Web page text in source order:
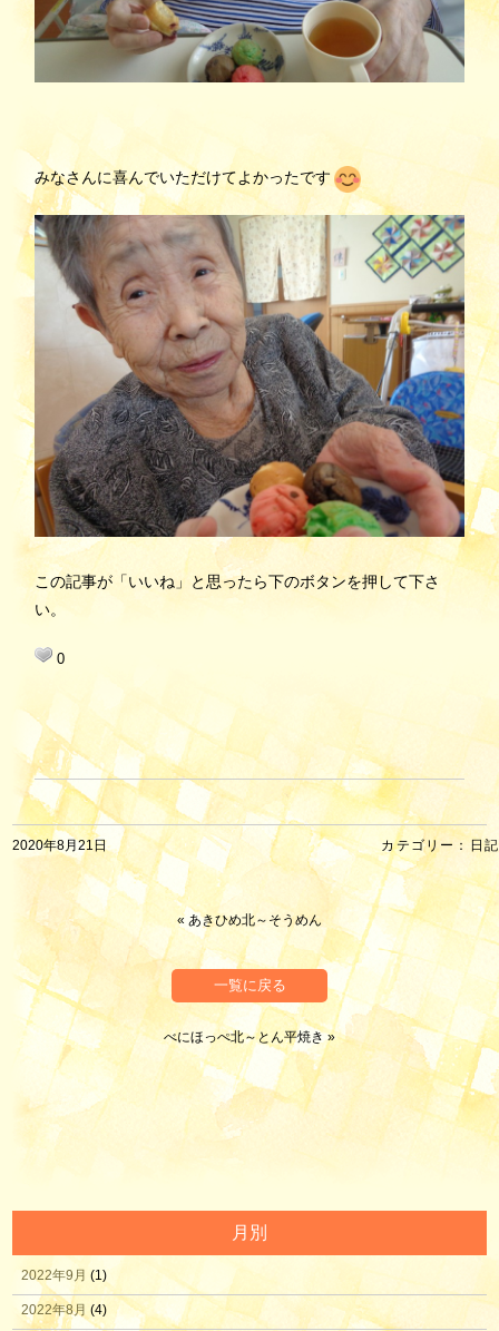
みなさんに喜んでいただけてよかったです
この記事が「いいね」と思ったら下のボタンを押して下さ
い。
0
カテゴリー： 日記
2020年8月21日
« あきひめ北～そうめん
一覧に戻る
べにほっぺ北～とん平焼き»
月別
2022年9月 (1)
2022年8月 (4)